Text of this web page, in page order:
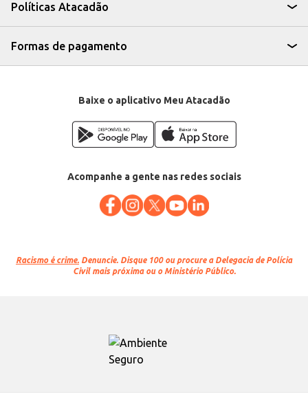
Políticas Atacadão
Formas de pagamento
Baixe o aplicativo Meu Atacadão
Acompanhe a gente nas redes sociais
Racismo é crime. Denuncie. Disque 100 ou procure a Delegacia de Polícia
Civil mais próxima ou o Ministério Público.